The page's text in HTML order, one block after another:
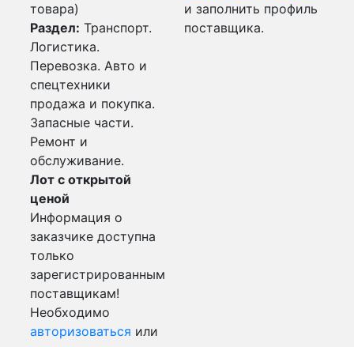
товара)
Раздел: Транспорт.
Логистика.
Перевозка. Авто и
спецтехники
продажа и покупка.
Запасные части.
Ремонт и
обслуживание.
Лот с открытой
ценой
Информация о
заказчике доступна
только
зарегистрированным
поставщикам!
Необходимо
авторизоваться или
и заполнить профиль
поставщика.